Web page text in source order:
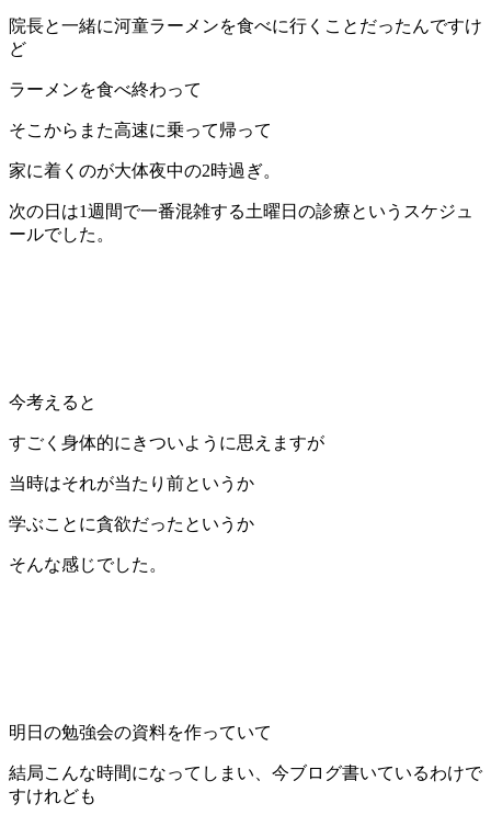
院長と一緒に河童ラーメンを食べに行くことだったんですけ
ど
ラーメンを食べ終わって
そこからまた高速に乗って帰って
家に着くのが大体夜中の2時過ぎ。
次の日は1週間で一番混雑する土曜日の診療というスケジュ
ールでした。
今考えると
すごく身体的にきついように思えますが
当時はそれが当たり前というか
学ぶことに貪欲だったというか
そんな感じでした。
明日の勉強会の資料を作っていて
結局こんな時間になってしまい、今ブログ書いているわけで
すけれども